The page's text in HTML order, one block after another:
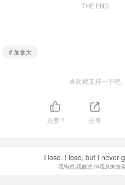
THE END
# 加拿大
喜欢就支持一下吧
点赞7 分享
I lose, I lose, but I never
我输过,我败过,但我从未放